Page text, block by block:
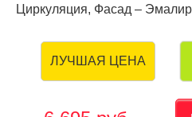
Циркуляция, Фасад –
ЛУЧШАЯ ЦЕНА